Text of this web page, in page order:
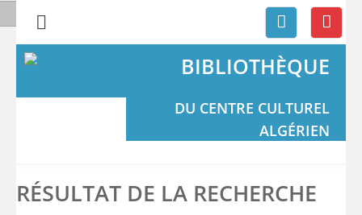
BIBLIOTHÈQUE
DU CENTRE CULTUREL
ALGÉRIEN
RÉSULTAT DE LA RECHERCHE